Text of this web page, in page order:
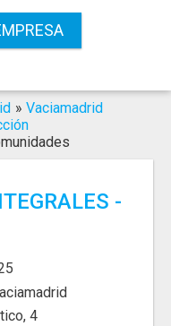
» Vaciamadrid
-
4